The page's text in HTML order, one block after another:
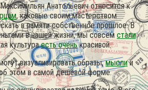
Анатольевич относится к
, каковые своим мастерством
в памяти собственное прошлое. В
в нашей жизни, мы совсем стали
культураесть оченькрасивой.
визуализировать образы,мыслии
этом в самой дешёвой форме.